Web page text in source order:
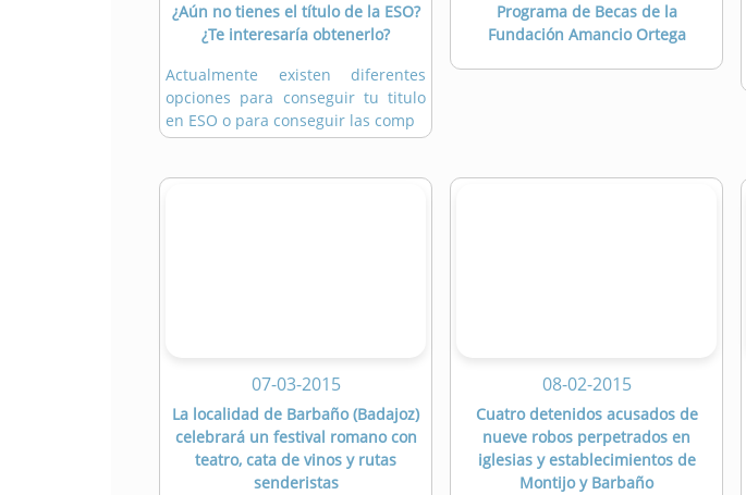
¿Aún no tienes el título de la ESO?
¿Te interesaría obtenerlo?
Actualmente existen diferentes
opciones para conseguir tu titulo
en ESO o para conseguir las comp
Programa de Becas de la
Fundación Amancio Ortega
07-03-2015
La localidad de Barbaño (Badajoz)
celebrará un festival romano con
teatro, cata de vinos y rutas
senderistas
08-02-2015
Cuatro detenidos acusados de
nueve robos perpetrados en
iglesias y establecimientos de
Montijo y Barbaño